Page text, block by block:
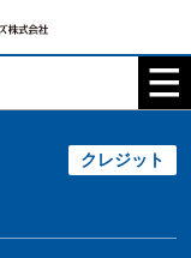
クレジット